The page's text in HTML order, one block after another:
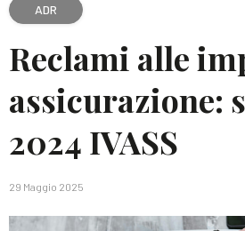
ADR
Reclami alle
assicurazione:
2024 IVASS
29 Maggio 2025